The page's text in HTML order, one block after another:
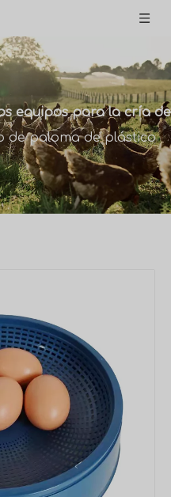
equipos para la cría de
de paloma de plástico